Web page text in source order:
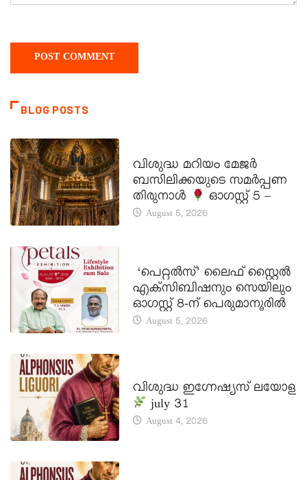
BLOG POSTS
വിശുദ്ധ മറിയം മേജർ
ബസിലിക്കയുടെ സമർപ്പണ
തിരുനാൾ
ഓഗസ്റ്റ് 5 –
August 5, 2026
‘പെറ്റൽസ്’ ലൈഫ് സ്റ്റൈൽ
എക്സിബിഷനും സെയിലും
ഓഗസ്റ്റ് 8-ന് പെരുമാനൂരിൽ
August 5, 2026
വിശുദ്ധ ഇഗ്നേഷ്യസ് ലയോള
july 31
August 4, 2026